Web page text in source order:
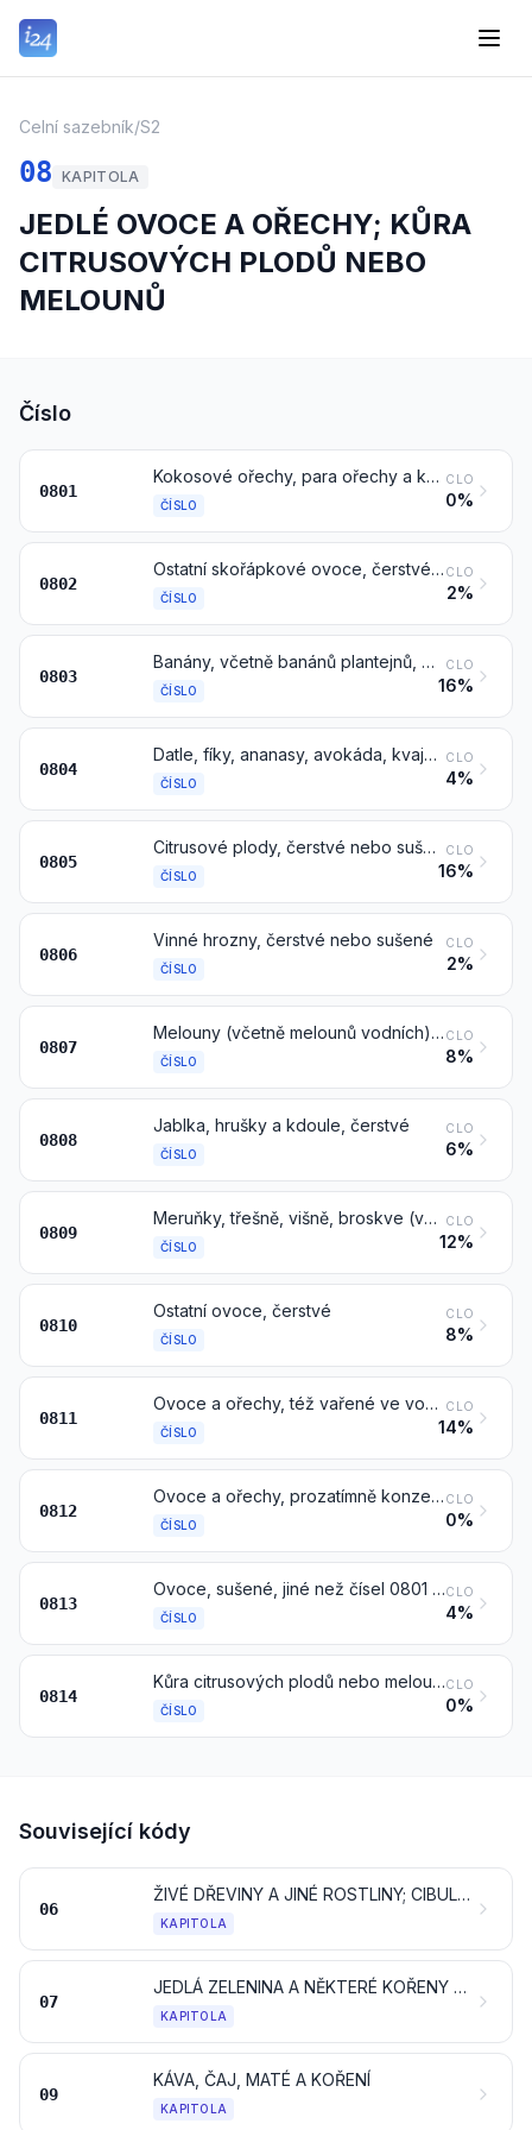
Celní sazebník/S2
08 KAPITOLA
JEDLÉ OVOCE A OŘECHY; KŮRA
CITRUSOVÝCH PLODŮ NEBO
MELOUNŮ
Číslo
0801
Kokosové ořechy, para ořechy a kešú ořechy, čerstvé nebo sušené, též bez skořápky nebo vyloupané
ČÍSLO
CLO
0%
0802
Ostatní skořápkové ovoce, čerstvé nebo sušené, též bez skořápky nebo vyloupané
ČÍSLO
CLO
2%
0803
Banány, včetně banánů plantejnů, čerstvé nebo sušené
ČÍSLO
CLO
16%
0804
Datle, fíky, ananasy, avokáda, kvajávy, manga a mangostany, čerstvé nebo sušené
ČÍSLO
CLO
4%
0805
Citrusové plody, čerstvé nebo sušené
ČÍSLO
CLO
16%
0806
Vinné hrozny, čerstvé nebo sušené
ČÍSLO
CLO
2%
0807
Melouny (včetně melounů vodních) a papáje, čerstvé
ČÍSLO
CLO
8%
0808
Jablka, hrušky a kdoule, čerstvé
ČÍSLO
CLO
6%
0809
Meruňky, třešně, višně, broskve (včetně nektarinek), švestky a trnky, čerstvé
ČÍSLO
CLO
12%
0810
Ostatní ovoce, čerstvé
ČÍSLO
CLO
8%
0811
Ovoce a ořechy, též vařené ve vodě nebo v páře, zmrazené, též s přídavkem cukru nebo jiných sladidel
ČÍSLO
CLO
14%
0812
Ovoce a ořechy, prozatímně konzervované, avšak v tomto stavu nevhodné k přímému požívání
ČÍSLO
CLO
0%
0813
Ovoce, sušené, jiné než čísel 0801 až 0806; směsi sušeného ovoce nebo ořechů této kapitoly
ČÍSLO
CLO
4%
0814
Kůra citrusových plodů nebo melounů (včetně melounů vodních), čerstvá, zmrazená, sušená nebo prozatímně konzervovaná ve slaném nálevu, sířené vodě nebo jiných konzervačních roztocích
ČÍSLO
CLO
0%
Související kódy
06
ŽIVÉ DŘEVINY A JINÉ ROSTLINY; CIBULE, KOŘENY A PODOBNÉ; ŘEZANÉ KVĚTINY A OKRASNÁ ZELEŇ
KAPITOLA
07
JEDLÁ ZELENINA A NĚKTERÉ KOŘENY A HLÍZY
KAPITOLA
09
KÁVA, ČAJ, MATÉ A KOŘENÍ
KAPITOLA